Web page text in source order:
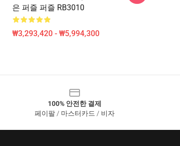
은 퍼즐 퍼즐 RB3010
₩3,293,420 - ₩5,994,300
100% 안전한 결제
페이팔 / 마스터카드 / 비자